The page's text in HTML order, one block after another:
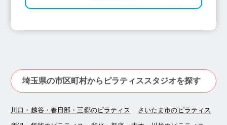
埼玉県の市区町村からピラティススタジオを探す
川口・越谷・春日部・三郷のピラティス さいたま市のピラティス